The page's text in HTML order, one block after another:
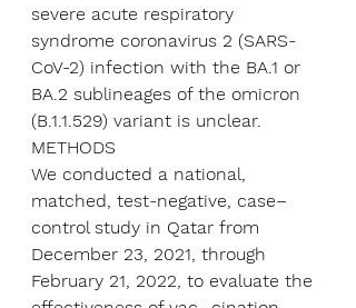
severe acute respiratory
syndrome coronavirus 2 (SARS-
CoV-2) infection with the BA.1 or
BA.2 sublineages of the omicron
(B.1.1.529) variant is unclear.
METHODS
We conducted a national,
matched, test-negative, case–
control study in Qatar from
December 23, 2021, through
February 21, 2022, to evaluate the